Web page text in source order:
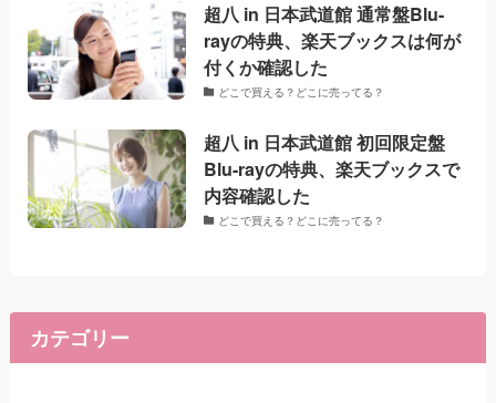
超八 in 日本武道館 通常盤Blu-
rayの特典、楽天ブックスは何が
付くか確認した
どこで買える？どこに売ってる？
超八 in 日本武道館 初回限定盤
Blu-rayの特典、楽天ブックスで
内容確認した
どこで買える？どこに売ってる？
カテゴリー